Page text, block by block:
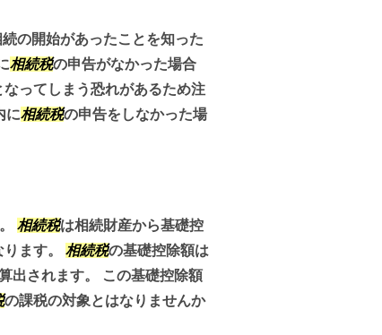
の開始があったことを知った
相続税の申告がなかった場合
ってしまう恐れがあるため注
に相続税の申告をしなかった場
相続税は相続財産から基礎控
ます。 相続税の基礎控除額は
出されます。 この基礎控除額
の課税の対象とはなりませんか